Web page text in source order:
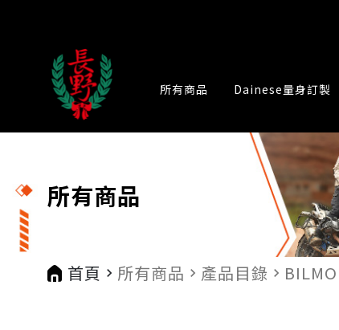
所有商品 Dainese量身訂製
所有商品
首頁 navigate_next 所有商品 navigate_next 產品目錄 navigate_next